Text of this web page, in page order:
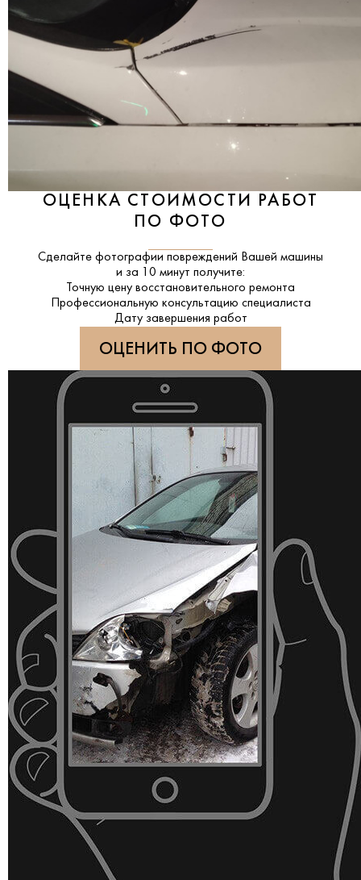
ОЦЕНКА СТОИМОСТИ РАБОТ
ПО ФОТО
Сделайте фотографии повреждений Вашей машины
и за 10 минут получите:
Точную цену восстановительного ремонта
Профессиональную консультацию специалиста
Дату завершения работ
ОЦЕНИТЬ ПО ФОТО